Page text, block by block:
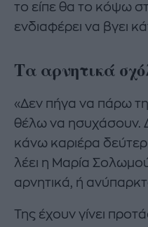
το είπε θα το κόψω
ενδιαφέρει να βγει
Τα αρνητικά
«Δεν πήγα να πάρω
θέλω να ησυχάσουν.
κάνω καριέρα
λέει η Μαρία
αρνητικά, ή
Της έχουν γίνει